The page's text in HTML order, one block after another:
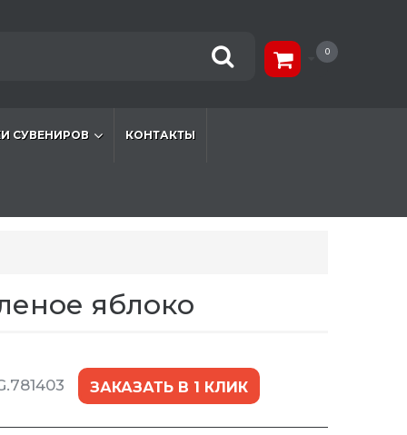
0
СУВЕНИРОВ КОНТАКТЫ
яблоко
ЗАКАЗАТЬ В 1 КЛИК